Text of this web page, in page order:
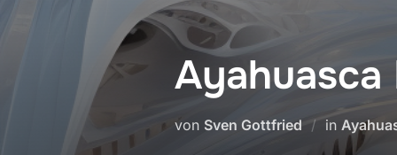
von Sven Gottfried in